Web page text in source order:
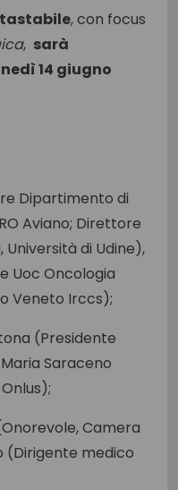
, con focus
, sarà
14 giugno
Dipartimento di
Aviano; Direttore
Università di Udine),
Uoc Oncologia
Veneto Irccs);
(Presidente
Saraceno
Camera
(Dirigente medico